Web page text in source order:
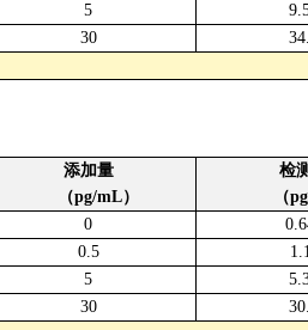
5
30
添加量
（pg/mL）
检
（pg/
0
0.5
5
30